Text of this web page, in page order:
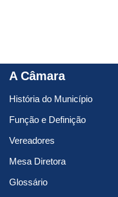
A Câmara
História do Município
Função e Definição
Vereadores
Mesa Diretora
Glossário